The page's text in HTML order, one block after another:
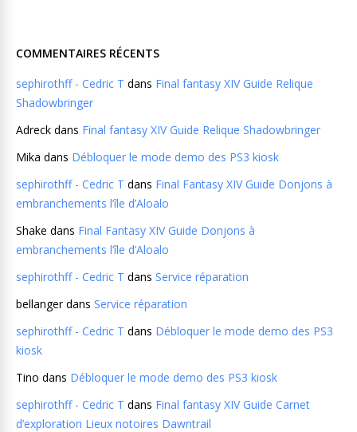
COMMENTAIRES RÉCENTS
sephirothff - Cedric T dans Final fantasy XIV Guide Relique
Shadowbringer
Adreck dans Final fantasy XIV Guide Relique Shadowbringer
Mika dans Débloquer le mode demo des PS3 kiosk
sephirothff - Cedric T dans Final Fantasy XIV Guide Donjons à
embranchements l’île d’Aloalo
Shake dans Final Fantasy XIV Guide Donjons à
embranchements l’île d’Aloalo
sephirothff - Cedric T dans Service réparation
bellangerdans Service réparation
sephirothff - Cedric T dans Débloquer le mode demo des PS3
kiosk
Tino dans Débloquer le mode demo des PS3 kiosk
sephirothff - Cedric T dans Final fantasy XIV Guide Carnet
d’exploration Lieux notoires Dawntrail